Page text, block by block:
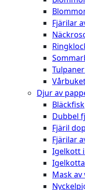
Fjärilar
Djur av
Bläckfisk
Dubbel
Fjäril
Fjärilar
Igelkott
Mask